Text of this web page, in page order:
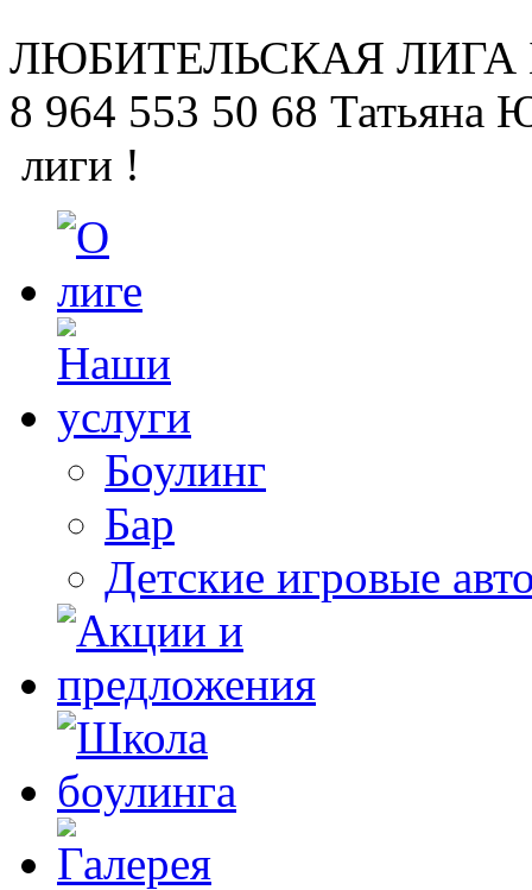
ЛЮБИТЕЛЬСКАЯ ЛИГА
8 964 553 50 68 Татьяна
лиги !
Боулинг
Бар
Детские игровые